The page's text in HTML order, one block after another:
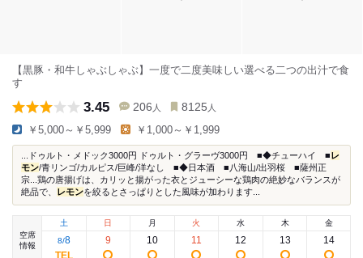
【黒豚・和牛しゃぶしゃぶ】一度で二度美味しい選べる二つの出汁で食
す
3.45 206 人 8125 人
￥5,000～￥5,999 ￥1,000～￥1,999
...ドゥルト・メドック3000円 ドゥルト・グラーヴ3000円 ■◆チューハイ ■ レ
モン/青リンゴ/カルピス/巨峰/洋なし ■◆日本酒 ■八海山/出羽桜 ■薩州正
宗...鶏の唐揚げは、カリッと揚がった衣とジューシーな鶏肉の絶妙なバランスが
絶品で、
レモンを絞るとさっぱりとした風味が加わります...
空席
情報
土
8/8
日
9
月
10
火
11
水
12
木
13
金
14